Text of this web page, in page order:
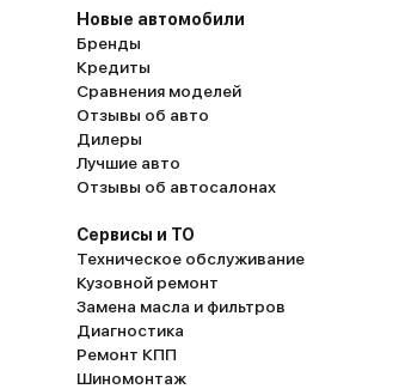
Новые автомобили
Бренды
Кредиты
Сравнения моделей
Отзывы об авто
Дилеры
Лучшие авто
Отзывы об автосалонах
Сервисы и ТО
Техническое обслуживание
Кузовной ремонт
Замена масла и фильтров
Диагностика
Ремонт КПП
Шиномонтаж